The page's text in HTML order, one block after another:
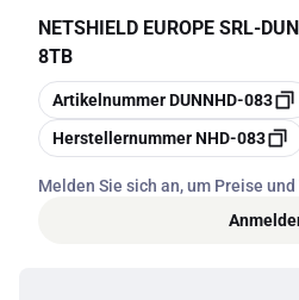
NETSHIELD EUROPE SRL-
8TB
Kopieren
ArtikelnummerDUNNHD-083
Kopieren
HerstellernummerNHD-083
Melden Sie sich an, um Preise